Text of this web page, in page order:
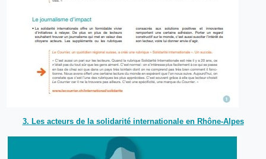
3. Les acteurs de la solidarité internationale en Rhône-Alpes